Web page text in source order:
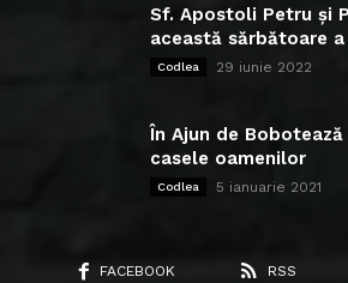
Sf. Apostoli Petru și
această sărbătoare
Codlea 29 iunie 2022
În Ajun de
casele oamenilor
Codlea 5 ianuarie 2021
FACEBOOK RSS